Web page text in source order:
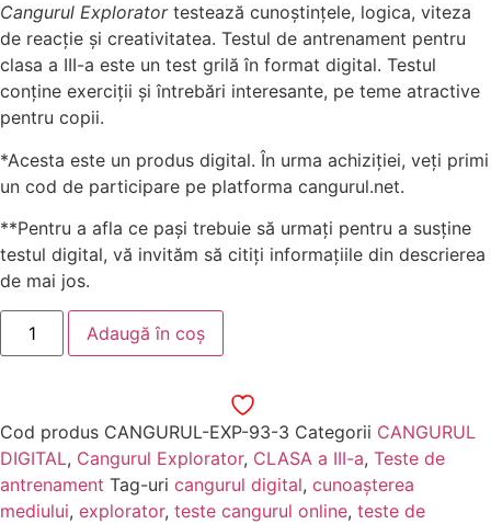
Cangurul Exploratortestează cunoștințele, logica, viteza
de reacție și creativitatea. Testul de antrenament pentru
clasa a III-a este un test grilă în format digital. Testul
conţine exerciţii şi întrebări interesante, pe teme atractive
pentru copii.
*Acesta este un produs digital. În urma achiziției, veți primi
un cod de participare pe platforma cangurul.net.
**Pentru a afla ce pași trebuie să urmați pentru a susține
testul digital, vă invităm să citiți informațiile din descrierea
de mai jos.
Adaugă în coș
Cod produs CANGURUL-EXP-93-3 Categorii CANGURUL
DIGITAL, Cangurul Explorator, CLASA a III-a, Teste de
antrenament Tag-uri cangurul digital, cunoașterea
mediului, explorator, teste cangurul online, teste de